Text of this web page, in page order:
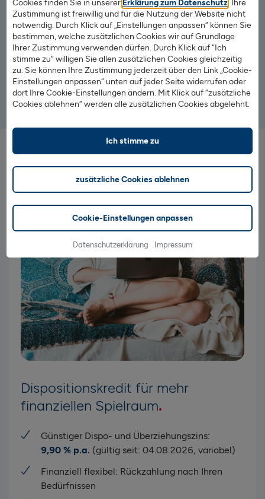
Cookies finden Sie in unserer Erklärung zum Datenschutz . Ihre
Zustimmung ist freiwillig und für die Nutzung der Website nicht
notwendig. Durch Klick auf „Einstellungen anpassen“ können Sie
bestimmen, welche zusätzlichen Cookies wir auf Grundlage
Ihrer Zustimmung verwenden dürfen. Durch Klick auf “Ich
stimme zu“ willigen Sie allen zusätzlichen Cookies gleichzeitig
zu. Sie können Ihre Zustimmung jederzeit über den Link „Cookie-
Einstellungen anpassen“ unten auf jeder Seite widerrufen oder
dort Ihre Cookie-Einstellungen ändern. Mit Klick auf “zusätzliche
Cookies ablehnen“ werden alle zusätzlichen Cookies abgelehnt.
Ich stimme zu
zusätzliche Cookies ablehnen
Cookie-Einstellungen anpassen
Datenschutzerklärung Impressum
Gerade bei Geldautomaten im europäischen Ausland
kann es vorkommen, dass die Betreiber zusätzliche
Entgelte erheben. Das können wir leider nicht
beeinflussen und wir erstatten diese Gebühren nicht. Bitte
berücksichtigen Sie hier immer die diesbezüglichen
Informationen am Automaten.
Dispositionskredit für mehr
finanziellen Spielraum
Günstiger Dispo- und Überziehungszins:
9,90 % p.a. (gültig seit: 04.08.2026, variabel)
Finanziell flexibel: Rückzahlung nach Ihren
Bedürfnissen